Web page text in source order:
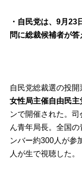
・自民党は、9月23
問に総裁候補者が答
自民党総裁選の投
女性局主催自由民
ンで開催された。
ん青年局長。全国
ンバー約300人が参
人が生で視聴した。